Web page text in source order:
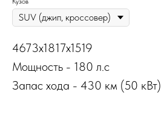
4673x1817x1519
Мощность - 180 л.с
Запас хода - 430 км (50 кВт)